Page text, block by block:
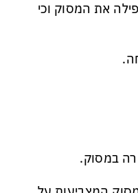
את המסוק וכי
במסוק.